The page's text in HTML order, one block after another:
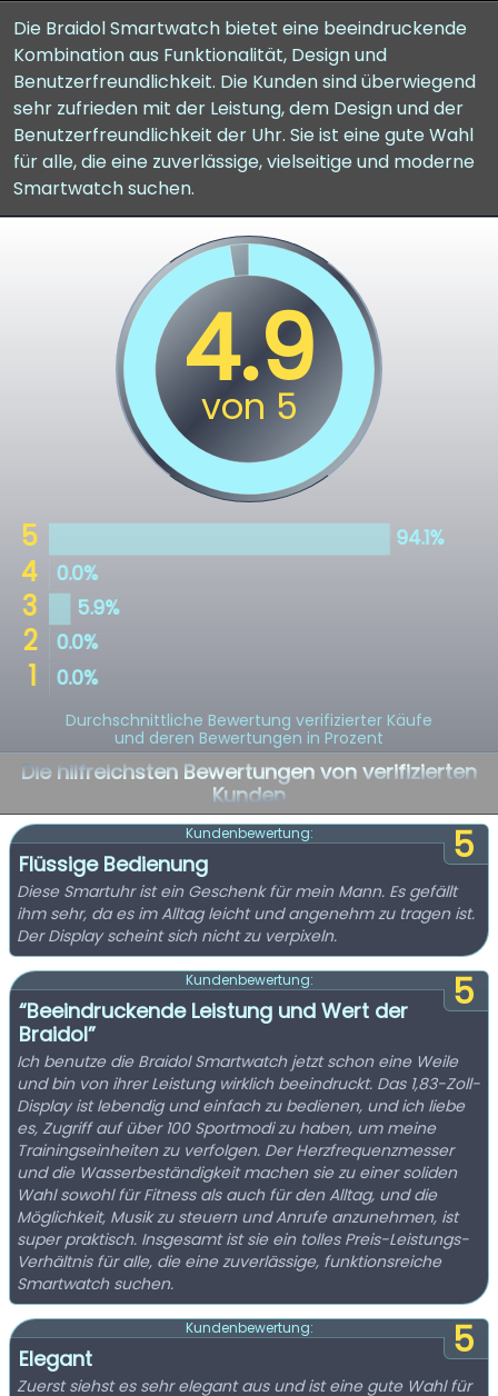
Die Braidol Smartwatch bietet eine beeindruckende
Kombination aus Funktionalität, Design und
Benutzerfreundlichkeit. Die Kunden sind überwiegend
sehr zufrieden mit der Leistung, dem Design und der
Benutzerfreundlichkeit der Uhr. Sie ist eine gute Wahl
für alle, die eine zuverlässige, vielseitige und moderne
Smartwatch suchen.
Durchschnittliche Bewertung verifizierter Käufe
und deren Bewertungen in Prozent
Die hilfreichsten Bewertungen von verifizierten
Kunden
5
Kundenbewertung:
Flüssige Bedienung
Diese Smartuhr ist ein Geschenk für mein Mann. Es gefällt
ihm sehr, da es im Alltag leicht und angenehm zu tragen ist.
Der Display scheint sich nicht zu verpixeln.
5
Kundenbewertung:
“Beeindruckende Leistung und Wert der
Braidol”
Ich benutze die Braidol Smartwatch jetzt schon eine Weile
und bin von ihrer Leistung wirklich beeindruckt. Das 1,83-Zoll-
Display ist lebendig und einfach zu bedienen, und ich liebe
es, Zugriff auf über 100 Sportmodi zu haben, um meine
Trainingseinheiten zu verfolgen. Der Herzfrequenzmesser
und die Wasserbeständigkeit machen sie zu einer soliden
Wahl sowohl für Fitness als auch für den Alltag, und die
Möglichkeit, Musik zu steuern und Anrufe anzunehmen, ist
super praktisch. Insgesamt ist sie ein tolles Preis-Leistungs-
Verhältnis für alle, die eine zuverlässige, funktionsreiche
Smartwatch suchen.
5
Kundenbewertung:
Elegant
Zuerst siehst es sehr elegant aus und ist eine gute Wahl für